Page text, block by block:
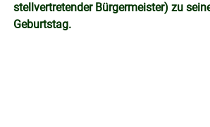
stellvertretender Bürgermeister) zu
Geburtstag.